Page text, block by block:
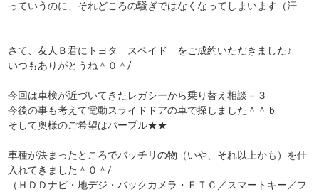
っていうのに、それどころの騒ぎではなくなってしまいます（汗
さて、友人Ｂ君にトヨタ スペイド をご成約いただきました♪
いつもありがとうね＾０＾/
今回は車検が近づいてきたレガシーから乗り替え相談＝３
今後の事も考えて電動スライドドアの車で探しました＾＾ｂ
そして奥様のご希望はパープル★★
車種が決まったところでバッチリの物（いや、それ以上かも）を仕
入れてきました＾０＾/
（ＨＤＤナビ・地デジ・バックカメラ・ＥＴＣ／スマートキー／フ